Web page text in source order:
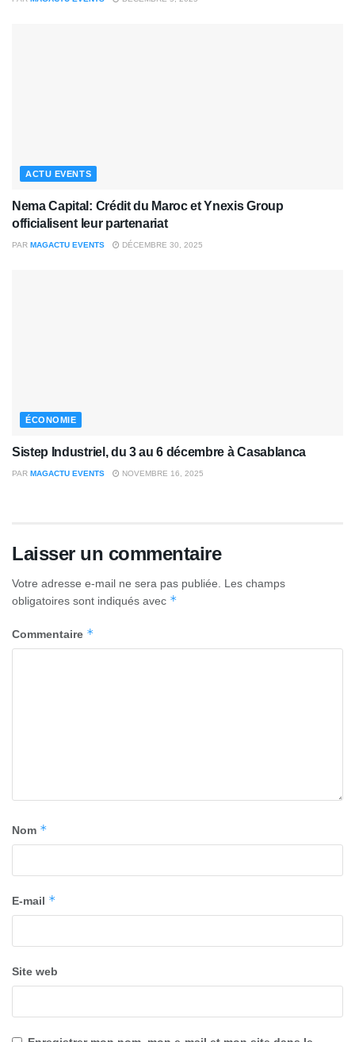
ACTU EVENTS
Nema Capital: Crédit du Maroc et Ynexis Group
officialisent leur partenariat
PAR MAGACTU EVENTS DÉCEMBRE 30, 2025
ÉCONOMIE
Sistep Industriel, du 3 au 6 décembre à Casablanca
PAR MAGACTU EVENTS NOVEMBRE 16, 2025
Laisser un commentaire
Votre adresse e-mail ne sera pas publiée.
Les champs
obligatoires sont indiqués avec *
Commentaire *
Nom *
E-mail *
Site web